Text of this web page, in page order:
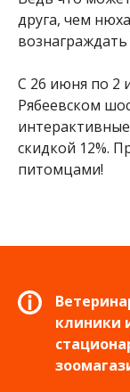
друга, чем
С 26 июня по 2
Рябеевском
скидкой 12%.
питомцами!
клиники